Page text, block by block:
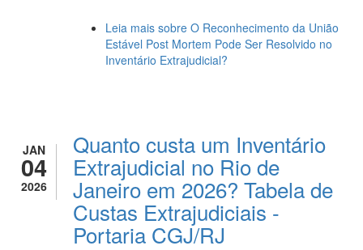
Leia mais sobre O Reconhecimento da União
Estável Post Mortem Pode Ser Resolvido no
Inventário Extrajudicial?
JAN
04
2026
Quanto custa um Inventário
Extrajudicial no Rio de
Janeiro em 2026? Tabela de
Custas Extrajudiciais -
Portaria CGJ/RJ